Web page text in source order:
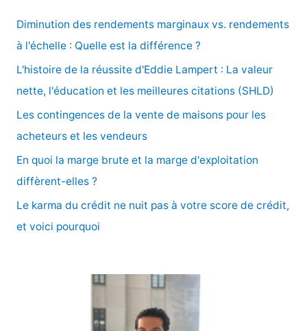
e
r
c
Diminution des rendements marginaux vs. rendements
à l'échelle : Quelle est la différence ?
L'histoire de la réussite d'Eddie Lampert : La valeur
nette, l'éducation et les meilleures citations (SHLD)
Les contingences de la vente de maisons pour les
acheteurs et les vendeurs
En quoi la marge brute et la marge d'exploitation
diffèrent-elles ?
Le karma du crédit ne nuit pas à votre score de crédit,
et voici pourquoi